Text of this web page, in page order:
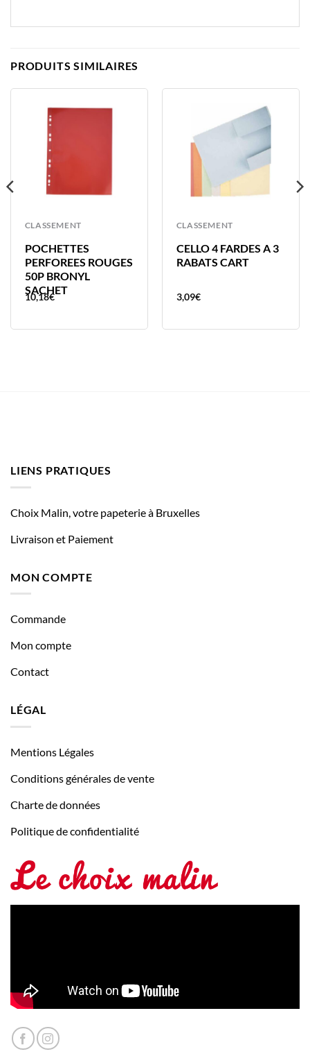
PRODUITS SIMILAIRES
CLASSEMENT
POCHETTES
PERFOREES ROUGES
50P BRONYL
SACHET
10,18€
CLASSEMENT
CELLO 4 FARDES A 3
RABATS CART
3,09€
LIENS PRATIQUES
Choix Malin, votre papeterie à Bruxelles
Livraison et Paiement
MON COMPTE
Commande
Mon compte
Contact
LÉGAL
Mentions Légales
Conditions générales de vente
Charte de données
Politique de confidentialité